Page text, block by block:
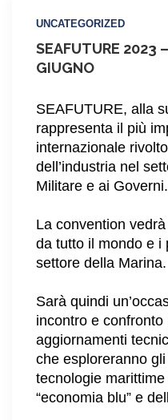
UNCATEGORIZED
SEAFUTURE 2023
GIUGNO
SEAFUTURE, alla
rappresenta il più
internazionale
dell’industria nel
Militare e ai Governi.
La convention
da tutto il mondo e i
settore della Marina.
Sarà quindi
incontro e confronto
aggiornamenti
che esploreranno
tecnologie marittime
“economia blu” e